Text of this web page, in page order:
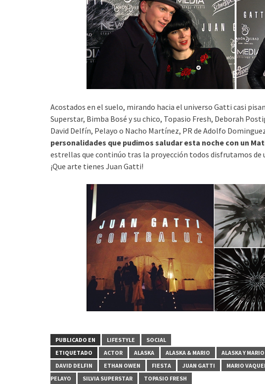
Acostados en el suelo, mirando hacia el universo Gatti casi
Superstar, Bimba Bosé y su chico, Topasio Fresh, Deborah
David Delfín, Pelayo o Nacho Martínez, PR de Adolfo
personalidades que pudimos saludar esta noche con un
estrellas que continúo tras la proyección todos disfrutamos de
¡Que arte tienes Juan Gatti!
PUBLICADO EN LIFESTYLE
SOCIAL
ETIQUETADO
ACTOR ALASKA ALASKA & MARIO ALASKA Y MARIO
DAVID DELFIN
ETHAN OWEN FIESTA JUAN GATTI MARIO
PELAYO
SILVIA SUPERSTAR TOPASIO FRESH